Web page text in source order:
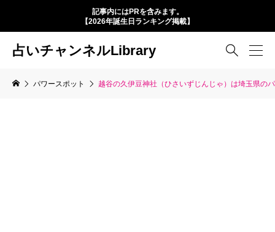
記事内にはPRを含みます。
【2026年誕生日ランキング掲載】
占いチャンネルLibrary 
パワースポット 越谷の久伊豆神社（ひさいずじんじゃ）は埼玉県の